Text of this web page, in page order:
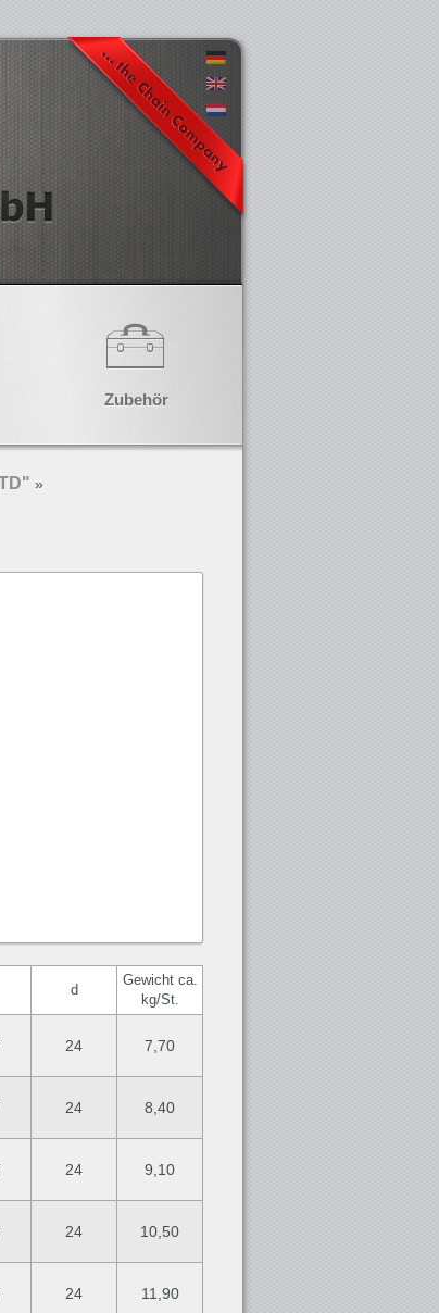
Zubehör
»
d
Gewicht ca.
kg/St.
24 7,70
24 8,40
24 9,10
24 10,50
24 11,90